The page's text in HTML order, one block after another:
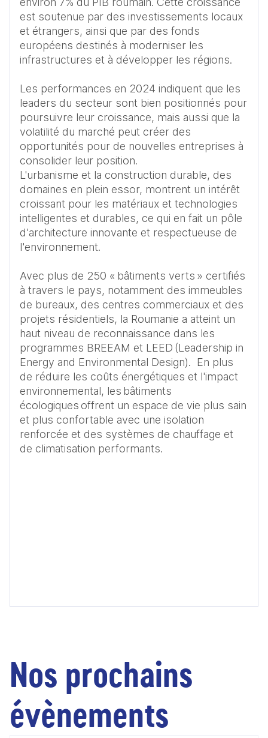
est soutenue par des investissements locaux
et étrangers, ainsi que par des fonds
européens destinés à moderniser les
infrastructures et à développer les régions.
Les performances en 2024 indiquent que les
leaders du secteur sont bien positionnés pour
poursuivre leur croissance, mais aussi que la
volatilité du marché peut créer des
opportunités pour de nouvelles entreprises à
consolider leur position.
L'urbanisme et la construction durable, des
domaines en plein essor, montrent un intérêt
croissant pour les matériaux et technologies
intelligentes et durables, ce qui en fait un pôle
d'architecture innovante et respectueuse de
l'environnement.
Avec plus de 250 « bâtiments verts » certifiés
à travers le pays, notamment des immeubles
de bureaux, des centres commerciaux et des
projets résidentiels, la Roumanie a atteint un
haut niveau de reconnaissance dans les
programmes BREEAM et LEED (Leadership in
Energy and Environmental Design).  En plus
de réduire les coûts énergétiques et l'impact
environnemental, les bâtiments
écologiques offrent un espace de vie plus sain
et plus confortable avec une isolation
renforcée et des systèmes de chauffage et
de climatisation performants.
Nos prochains
évènements